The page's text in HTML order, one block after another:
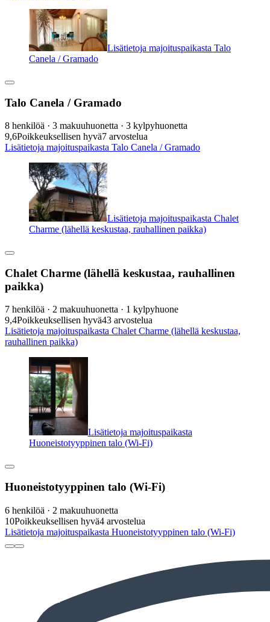
Lisätietoja majoituspaikasta Talo
Canela / Gramado
Talo Canela / Gramado
8 henkilöä · 3 makuuhuonetta · 3 kylpyhuonetta
9,6Poikkeuksellisen hyvä7 arvostelua
Lisätietoja majoituspaikasta Talo Canela / Gramado
Lisätietoja majoituspaikasta Chalet
Charme (lähellä keskustaa, rauhallinen paikka)
Chalet Charme (lähellä keskustaa, rauhallinen
paikka)
7 henkilöä · 2 makuuhuonetta · 1 kylpyhuone
9,4Poikkeuksellisen hyvä43 arvostelua
Lisätietoja majoituspaikasta Chalet Charme (lähellä keskustaa,
rauhallinen paikka)
Lisätietoja majoituspaikasta
Huoneistotyyppinen talo (Wi-Fi)
Huoneistotyyppinen talo (Wi-Fi)
6 henkilöä · 2 makuuhuonetta
10Poikkeuksellisen hyvä4 arvostelua
Lisätietoja majoituspaikasta Huoneistotyyppinen talo (Wi-Fi)